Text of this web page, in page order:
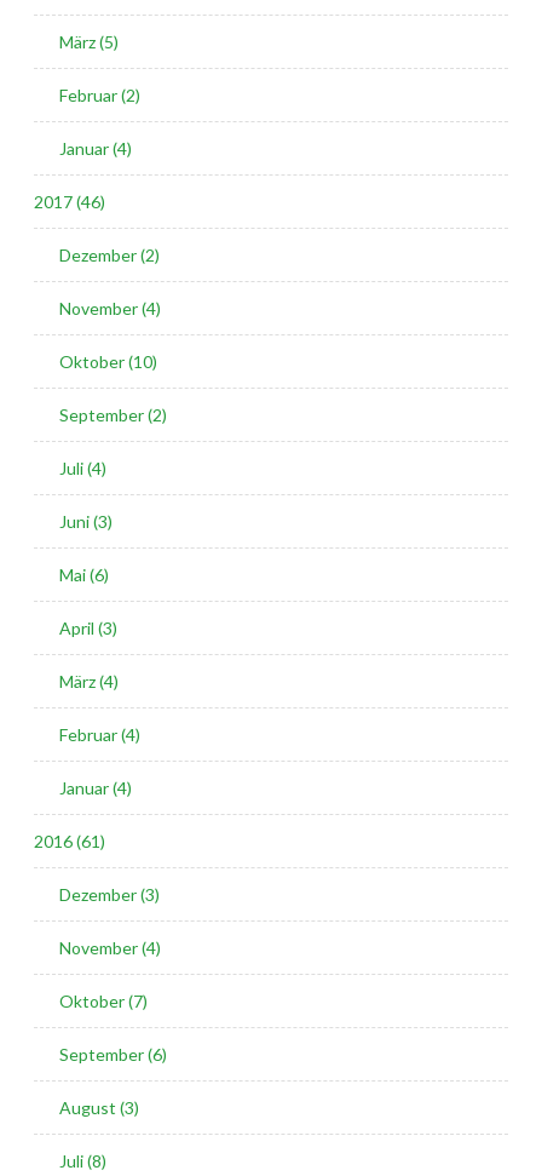
März (5)
Februar (2)
Januar (4)
2017 (46)
Dezember (2)
November (4)
Oktober (10)
September (2)
Juli (4)
Juni (3)
Mai (6)
April (3)
März (4)
Februar (4)
Januar (4)
2016 (61)
Dezember (3)
November (4)
Oktober (7)
September (6)
August (3)
Juli (8)